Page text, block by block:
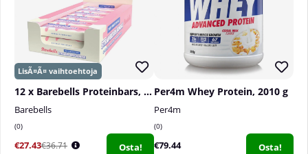
12 x Barebells Proteinbars, 55 g
Barebells
0
€27.43€36.71 Osta!
Per4m Whey Protein, 2010 g
Per4m
0
€79.44 Osta!